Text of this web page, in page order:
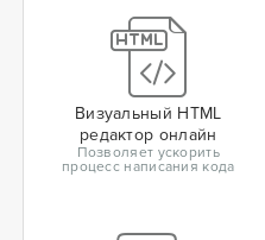
Визуальный HTML
редактор онлайн
Позволяет ускорить
процесс написания кода